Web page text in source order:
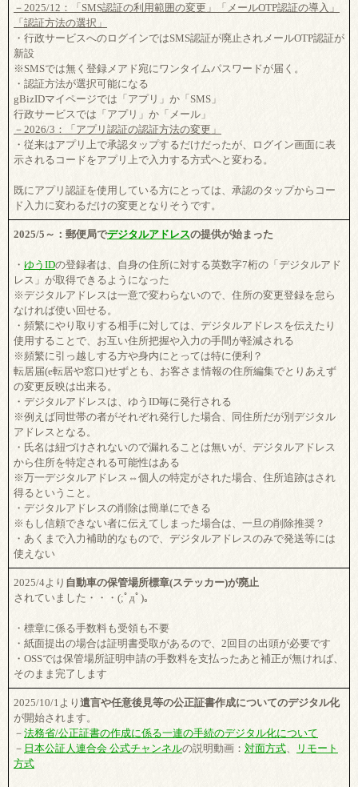
－2025/12：「SMS認証の利用範囲の変更」「メールOTP認証の導入」
「認証方法の選択」
・行政サービスへのログインではSMS認証が廃止されメールOTP認証が
新設
※SMSでは無く登録メアド宛にワンタイムパスワードが届く。
・認証方法が選択可能になる
gBizIDマイページでは「アプリ」か「SMS」
行政サービスでは「アプリ」か「メール」
－2026/3：「アプリ認証の認証方法の変更」
・従来はアプリ上で承認タップするだけだったが、ログイン画面に表
示されるコードをアプリ上で入力する方式へと変わる。
既にアプリ認証を使用している方にとっては、承認のタップからコー
ド入力に変わるだけの変更となりそうです。
2025/5～：郵便局でデジタルアドレスの提供が始まった
・ ゆうIDの登録者は、自身の住所に対する英数字7桁の「デジタルアド
レス」が取得できるようになった
※デジタルアドレスは一意で変わらないので、住所の変更登録を怠ら
なければ使い回せる。
・頻繁にやり取りする相手に対しては、デジタルアドレスを伝えたり
使用することで、お互い住所把握や入力の手間が軽減される
※頻繁に引っ越しする方や身内にとっては特に便利？
転居届(e転居や窓口)せずとも、お客さま情報の住所編集でとりあえず
の変更反映は出来る。
・デジタルアドレスは、ゆうID毎に発行される
※例えば同世帯の者がそれぞれ発行した場合、同住所だが別デジタル
アドレスとなる。
・氏名は紐づけされないので漏れることは無いが、デジタルアドレス
から住所を特定される可能性はある
※万一デジタルアドレス⇔個人の特定がされた場合、住所追跡はされ
得るということ。
・デジタルアドレスの削除は簡単にできる
※もし信頼できない者に伝えてしまった場合は、一旦の削除推奨？
・あくまで入力補助的なもので、デジタルアドレスのみで発送等には
使えない
2025/4より 自動車の保管場所標章(ステッカー)が廃止
されていました・・・(;ﾟдﾟ)。
・標章に係る手数料も受領も不要
・紙面提出の場合は証明書受取があるので、2回目の出頭が必要です
・OSSでは保管場所証明申請の手数料を支払ったあと補正が無ければ、
そのまま完了します
2025/10/1より 遺言や任意後見等の公正証書作成についてのデジタル化
が開始されます。
－ 法務省/公正証書の作成に係る一連の手続のデジタル化について
－ 日本公証人連合会 公式チャンネルの説明動画： 対面方式、
リモート
方式